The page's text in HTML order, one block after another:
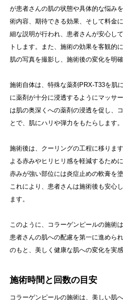
が患者さんの肌の状態や具体的な悩み
術内容、期待できる効果、そして料金
細な説明が行われ、患者さんが安心し
トします。また、施術の効果を客観的
肌の写真を撮影し、施術後の変化を明
施術自体は、特殊な薬剤PRX-T33を肌
に薬剤が十分に浸透するようにマッサ
は肌の奥深くへの薬剤の浸透を促し、
とで、肌にハリや弾力をもたらします。
施術後は、クーリングの工程に移りま
よる赤みやヒリヒリ感を軽減するため
赤みが強い部位には炎症止めの軟膏を
これにより、患者さんは施術後も安心
ます。
このように、コラーゲンピールの施術
患者さんの肌への配慮を第一に進めら
のもと、美しく健康な肌への変化を実
施術時間と回数の目安
コラーゲンピールの施術は、美しい肌